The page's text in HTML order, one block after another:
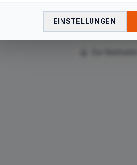
Startseite
EINSTELLUNGEN